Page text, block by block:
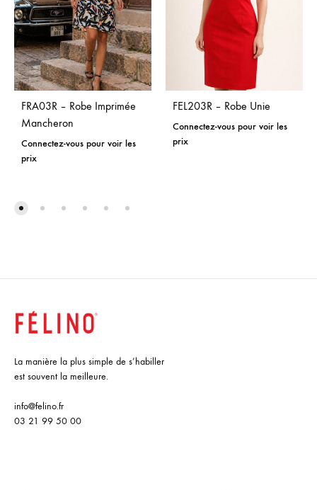
FRA03R – Robe Imprimée
Mancheron
Connectez-vous pour voir les
prix
FEL203R – Robe Unie
Connectez-vous pour voir les
prix
La manière la plus simple de s’habiller
est souvent la meilleure.
info@felino.fr
03 21 99 50 00